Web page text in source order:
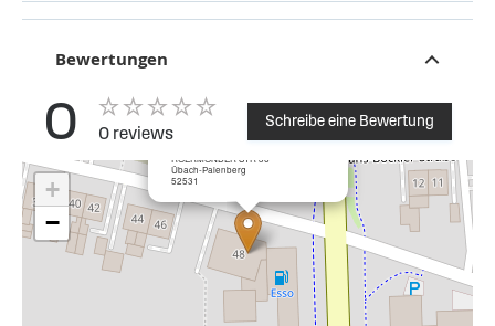
Bewertungen
0 0 reviews
Schreibe eine Bewertung
ROERMONDER STR 36
Übach-Palenberg
52531
×
+
−